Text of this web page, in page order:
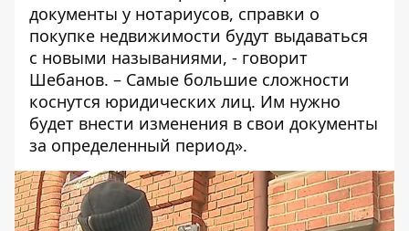
документы у нотариусов, справки о
покупке недвижимости будут выдаваться
с новыми называниями, - говорит
Шебанов. – Самые большие сложности
коснутся юридических лиц. Им нужно
будет внести изменения в свои документы
за определенный период».